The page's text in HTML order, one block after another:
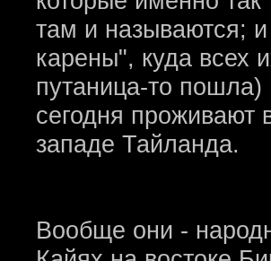
там и называются;
карены", куда всех
путаница-то пошла)
сегодня проживают
западе Тайланда.
Вообще они -